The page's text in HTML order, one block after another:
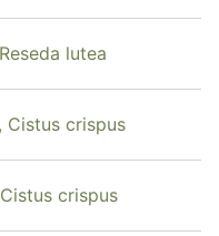
lutea
Cistus crispus
crispus